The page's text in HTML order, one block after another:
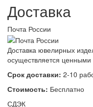
Доставка
Почта России
Доставка ювелирных
осуществляется
Срок доставки: 2-10
Стоимость: Бесплатно
СДЭК